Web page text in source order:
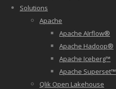
Solutions
Apache
Apache AIrflow®
Apache Hadoop®
Apache Iceberg™
Apache Superset™
Qlik Open Lakehouse